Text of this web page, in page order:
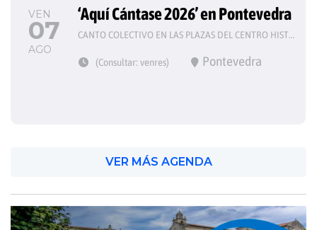
VEN
07
AGO
‘Aquí Cántase 2026’ en Pontevedra
CANTO COLECTIVO EN LAS PLAZAS DEL CENTRO HISTÓRICO
(Consultar: venres) Pontevedra
VER MÁS AGENDA